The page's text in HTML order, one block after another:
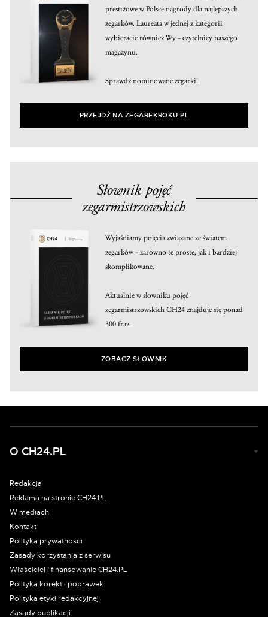
prestiżowe w Polsce nagrody dla najlepszych
zegarków. Laureata w jednej z kategorii
wybieracie również Wy – czytelnicy naszego
magazynu.
Sprawdź nominowane zegarki!
PRZEJDŹ NA ZEGAREKROKU.PL
Słownik pojęć
zegarmistrzowskich
Wyjaśniamy pojęcia związane ze światem
zegarków – zarówno te proste, jak i bardziej
skomplikowane.
Aktualnie w słowniku pojęć
zegarmistrzowskich CH24 znajduje się ponad
300 fraz.
ZOBACZ SŁOWNIK
O CH24.PL
Redakcja
Reklama na stronie CH24.PL
W mediach
Kontakt
Polityka prywatności
Zasady korzystania z serwisu
Właściciel i finansowanie CH24.PL
Polityka korekt i poprawek
Polityka etyki redakcyjnej
Zasady publikacji